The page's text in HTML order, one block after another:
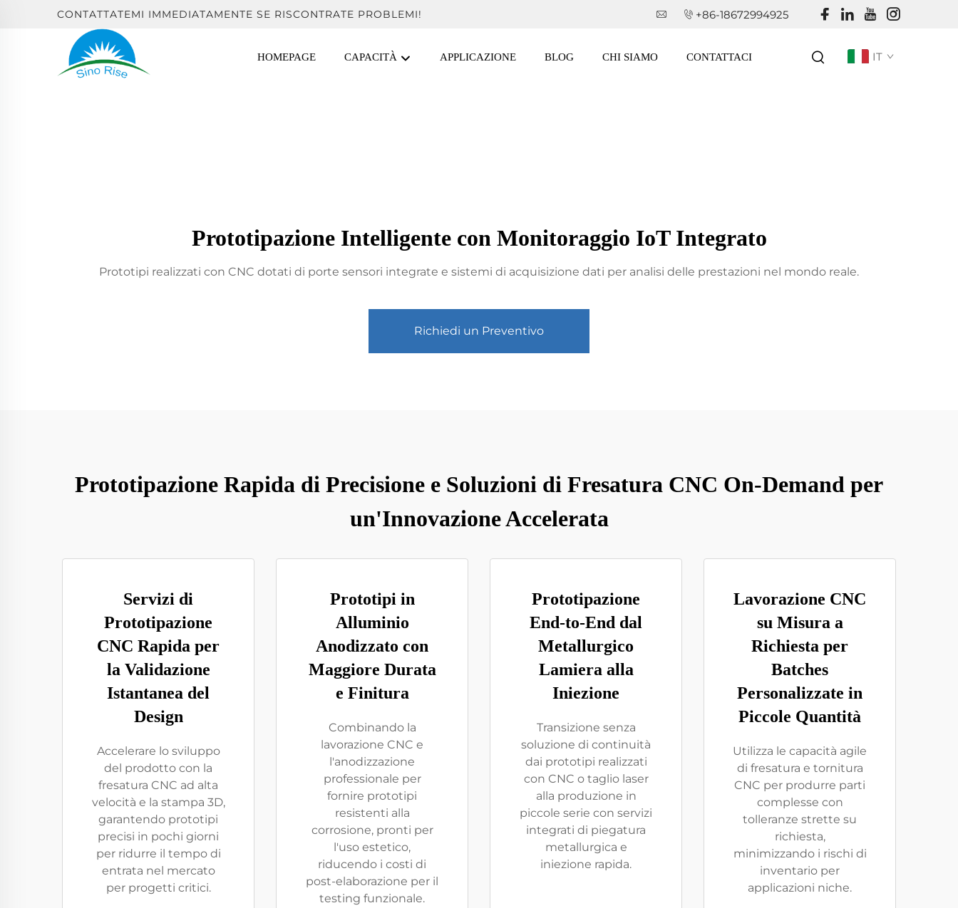
CONTATTATEMI IMMEDIATAMENTE SE RISCONTRATE PROBLEMI! +86-18672994925
HOMEPAGE CAPACITÀ APPLICAZIONE BLOG CHI SIAMO CONTATTACI IT
Prototipazione Intelligente con Monitoraggio IoT Integrato
Prototipi realizzati con CNC dotati di porte sensori integrate e sistemi di acquisizione dati per analisi delle prestazioni nel mondo reale.
Richiedi un Preventivo
Prototipazione Rapida di Precisione e Soluzioni di Fresatura CNC On-Demand per
un'Innovazione Accelerata
Servizi di
Prototipazione
CNC Rapida per
la Validazione
Istantanea del
Design
Accelerare lo sviluppo
del prodotto con la
fresatura CNC ad alta
velocità e la stampa 3D,
garantendo prototipi
precisi in pochi giorni
per ridurre il tempo di
entrata nel mercato
per progetti critici.
Prototipi in
Alluminio
Anodizzato con
Maggiore Durata
e Finitura
Combinando la
lavorazione CNC e
l'anodizzazione
professionale per
fornire prototipi
resistenti alla
corrosione, pronti per
l'uso estetico,
riducendo i costi di
post-elaborazione per il
testing funzionale.
Prototipazione
End-to-End dal
Metallurgico
Lamiera alla
Iniezione
Transizione senza
soluzione di continuità
dai prototipi realizzati
con CNC o taglio laser
alla produzione in
piccole serie con servizi
integrati di piegatura
metallurgica e
iniezione rapida.
Lavorazione CNC
su Misura a
Richiesta per
Batches
Personalizzate in
Piccole Quantità
Utilizza le capacità agile
di fresatura e tornitura
CNC per produrre parti
complesse con
tolleranze strette su
richiesta,
minimizzando i rischi di
inventario per
applicazioni niche.